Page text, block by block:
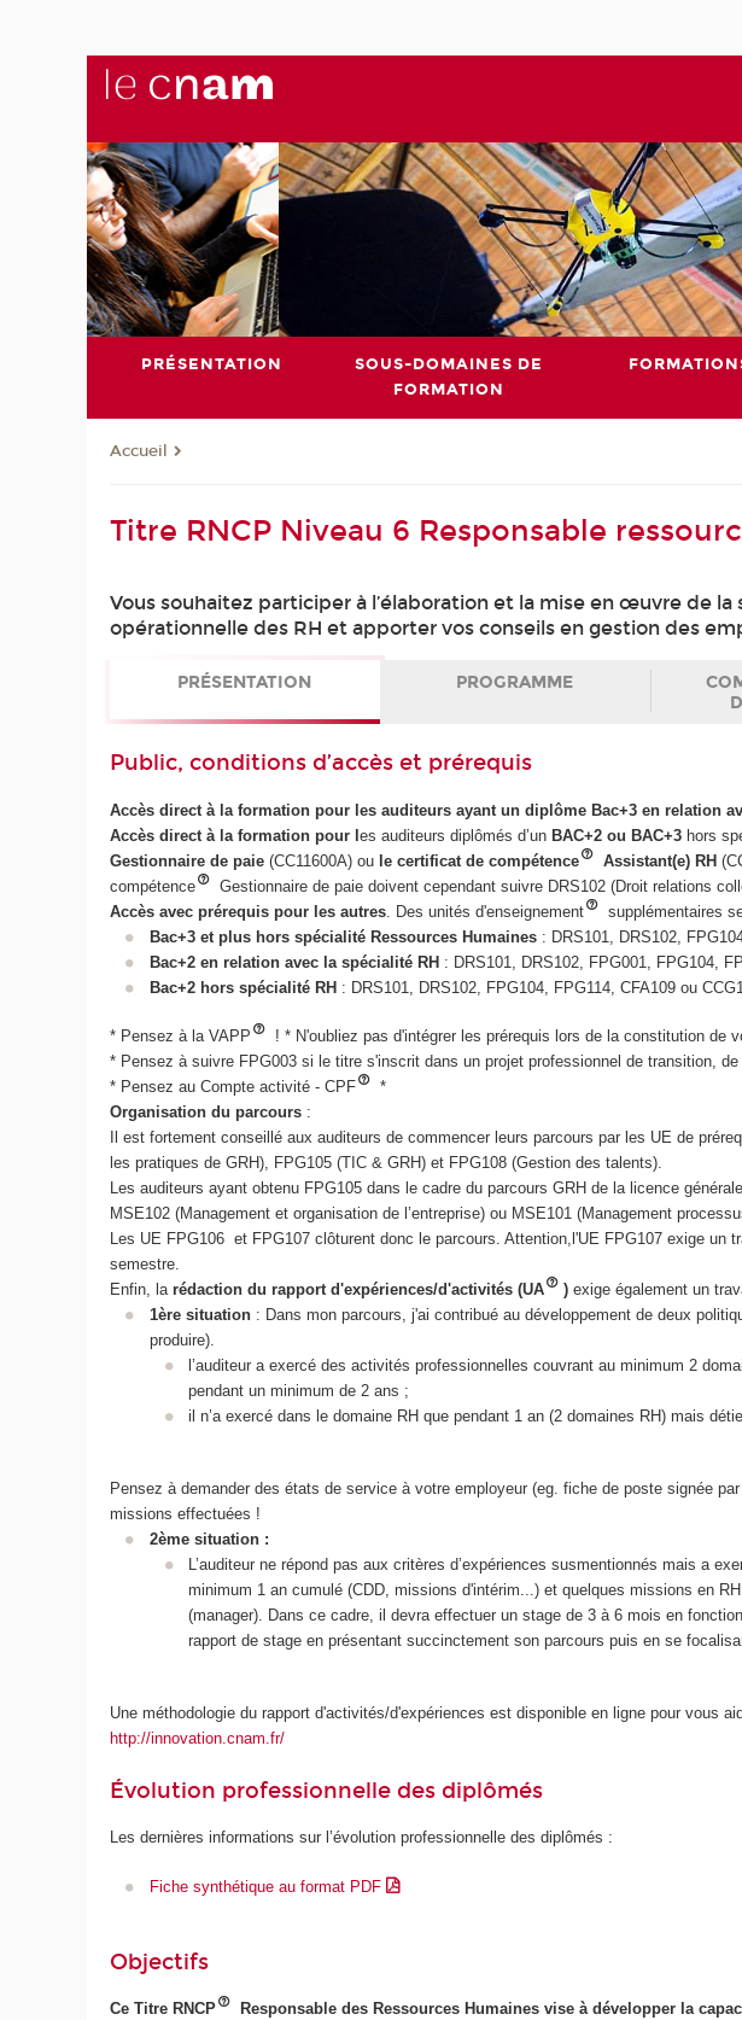
PRÉSENTATION
SOUS-DOMAINES DE
FORMATION
Accueil
Titre RNCP Niveau 6 Responsable
Vous souhaitez participer à l’élaboration et la mise en œuvre de
opérationnelle des RH et apporter vos conseils en gestion des
PRÉSENTATION PROGRAMME
Public, conditions d’accès et prérequis
Accès direct à la formation pour les auditeurs ayant un diplôme Bac+3 en relation
Accès direct à la formation pour les auditeurs diplômés d’un BAC+2 ou BAC+3 hors
Gestionnaire de paie (CC11600A) ou le certificat de compétence Assistant(e) RH
compétence
Gestionnaire de paie doivent cependant suivre DRS102 (Droit relations
Accès avec prérequis pour les autres . Des unités d'enseignement
supplémentaires
Bac+3 et plus hors spécialité Ressources Humaines: DRS101, DRS102,
Bac+2 en relation avec la spécialité RH : DRS101, DRS102, FPG001, FPG104,
Bac+2 hors spécialité RH : DRS101, DRS102, FPG104, FPG114, CFA109 ou
* Pensez à la VAPP ! * N'oubliez pas d'intégrer les prérequis lors de la constitution de
* Pensez à suivre FPG003 si le titre s'inscrit dans un projet professionnel de transition,
* Pensez au Compte activité - CPF
*
Organisation du parcours :
Il est fortement conseillé aux auditeurs de commencer leurs parcours par les UE de
les pratiques de GRH), FPG105 (TIC & GRH) et FPG108 (Gestion des talents).
Les auditeurs ayant obtenu FPG105 dans le cadre du parcours GRH de la licence
MSE102 (Management et organisation de l’entreprise) ou MSE101 (Management
Les UE FPG106 et FPG107 clôturent donc le parcours. Attention,l'UE FPG107 exige un
semestre.
Enfin, larédaction du rapport d'expériences/d'activités (UA ) exige également un
1ère situation : Dans mon parcours, j'ai contribué au développement de deux
produire).
l’auditeur a exercé des activités professionnelles couvrant au minimum 2
pendant un minimum de 2 ans ;
il n’a exercé dans le domaine RH que pendant 1 an (2 domaines RH) mais
Pensez à demander des états de service à votre employeur (eg. fiche de poste signée
missions effectuées !
2ème situation :
L’auditeur ne répond pas aux critères d’expériences susmentionnés mais a
minimum 1 an cumulé (CDD, missions d'intérim...) et quelques missions en
(manager). Dans ce cadre, il devra effectuer un stage de 3 à 6 mois en
rapport de stage en présentant succinctement son parcours puis en se
Une méthodologie du rapport d'activités/d'expériences est disponible en ligne pour vous
http://innovation.cnam.fr/
Évolution professionnelle des diplômés
Les dernières informations sur l’évolution professionnelle des diplômés :
Fiche synthétique au format PDF
Objectifs
Ce Titre RNCP
Responsable des Ressources Humaines vise à développer la